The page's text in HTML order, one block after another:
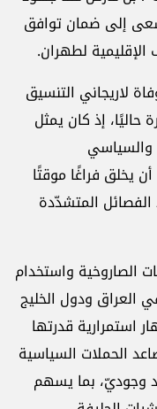
وسعى إلى ضمان توافق
الإقليمية لطهران.
لاريجاني التنسيق
حاليًا، إذ كان يمثل
والسياسي
يخلق فراغًا موقتًا
المتشدّدة
الصاروخية واستخدام
العراق ودول الخليج
استمرارية قدرتها
الحملات السياسية
وجوديّ، بما يسهم